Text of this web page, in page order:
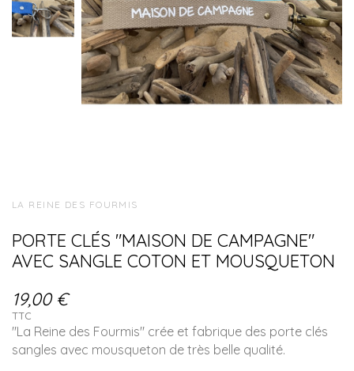
LA REINE DES FOURMIS
PORTE CLÉS "MAISON DE CAMPAGNE"
AVEC SANGLE COTON ET MOUSQUETON
19,00 €
TTC
"La Reine des Fourmis" crée et fabrique des porte clés
sangles avec mousqueton de très belle qualité.